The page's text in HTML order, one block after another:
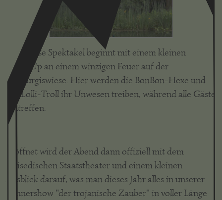
Das große Spektakel beginnt mit einem kleinen
WarmUp an einem winzigen Feuer auf der
Walpurgiswiese. Hier werden die BonBon-Hexe und
der Lolli-Troll ihr Unwesen treiben, während alle Gäste
eintreffen.
Eröffnet wird der Abend dann offiziell mit dem
turisedischen Staatstheater und einem kleinen
Ausblick darauf, was man dieses Jahr alles in unserer
Dinnershow "der trojanische Zauber" in voller Länge